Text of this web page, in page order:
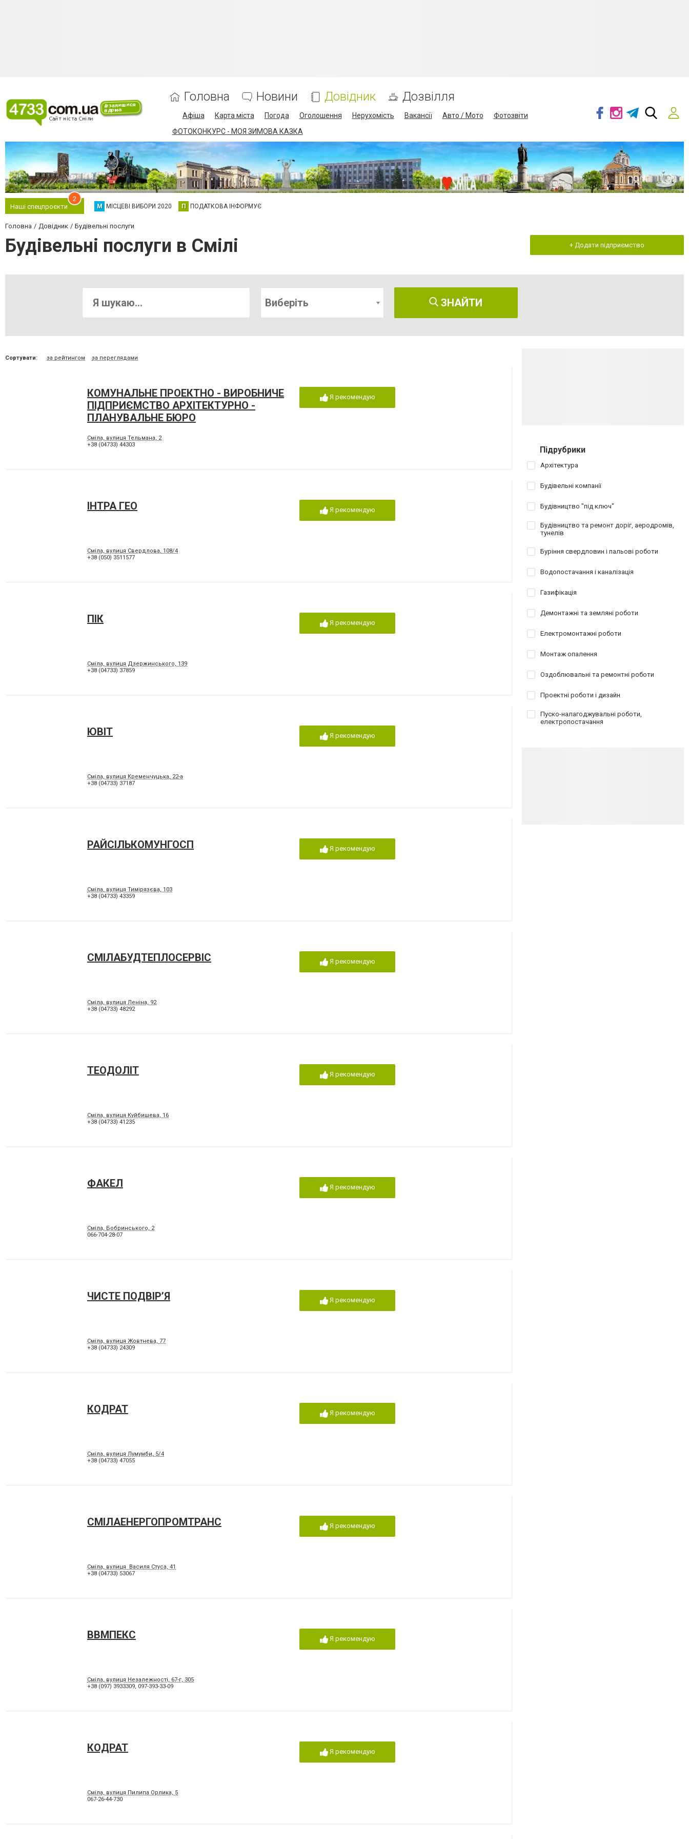
Головна Новини Довідник Дозвілля
Афіша Карта міста Погода Оголошення Нерухомість Вакансії Авто / Мото
Фотозвіти
ФОТОКОНКУРС - МОЯ ЗИМОВА КАЗКА
Наші спецпроєкти
2
М МІСЦЕВІ ВИБОРИ 2020 П ПОДАТКОВА ІНФОРМУЄ
Головна Довідник Будівельні послуги
Будівельні послуги в Смілі + Додати підприємство
Виберіть ЗНАЙТИ
Сортувати: за рейтингом за переглядами
КОМУНАЛЬНЕ ПРОЕКТНО - ВИРОБНИЧЕ
ПІДПРИЄМСТВО АРХІТЕКТУРНО -
ПЛАНУВАЛЬНЕ БЮРО
Сміла, вулиця Тельмана, 2
+38 (04733) 44303
Я рекомендую
ІНТРА ГЕО
Сміла, вулиця Свердлова, 108/4
+38 (050) 3511577
Я рекомендую
ПІК
Сміла, вулиця Дзержинського, 139
+38 (04733) 37859
Я рекомендую
ЮВІТ
Сміла, вулиця Кременчуцька, 22-а
+38 (04733) 37187
Я рекомендую
РАЙСІЛЬКОМУНГОСП
Сміла, вулиця Тимірязєва, 103
+38 (04733) 43359
Я рекомендую
СМІЛАБУДТЕПЛОСЕРВІС
Сміла, вулиця Леніна, 92
+38 (04733) 48292
Я рекомендую
ТЕОДОЛІТ
Сміла, вулиця Куйбишева, 16
+38 (04733) 41235
Я рекомендую
ФАКЕЛ
Сміла, Бобринського, 2
066-704-28-07
Я рекомендую
ЧИСТЕ ПОДВІР’Я
Сміла, вулиця Жовтнева, 77
+38 (04733) 24309
Я рекомендую
КОДРАТ
Сміла, вулиця Лумумби, 5/4
+38 (04733) 47055
Я рекомендую
СМІЛАЕНЕРГОПРОМТРАНС
Сміла, вулиця Василя Стуса, 41
+38 (04733) 53067
Я рекомендую
ВВМПЕКС
Сміла, вулиця Незалежності, 67-г, 305
+38 (097) 3933309, 097-393-33-09
Я рекомендую
КОДРАТ
Сміла, вулиця Пилипа Орлика, 5
067-26-44-730
Я рекомендую
Підрубрики
Архітектура
Будівельні компанії
Будівництво "під ключ"
Будівництво та ремонт доріг, аеродромів,
тунелів
Буріння свердловин і пальові роботи
Водопостачання і каналізація
Газифікація
Демонтажні та земляні роботи
Електромонтажні роботи
Монтаж опалення
Оздоблювальні та ремонтні роботи
Проектні роботи і дизайн
Пуско-налагоджувальні роботи,
електропостачання